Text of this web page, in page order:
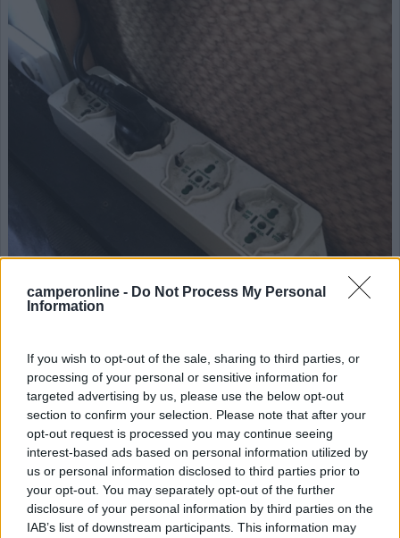
camperonline - Do Not Process My Personal
Information
If you wish to opt-out of the sale, sharing to third parties, or
processing of your personal or sensitive information for
targeted advertising by us, please use the below opt-out
section to confirm your selection. Please note that after your
opt-out request is processed you may continue seeing
interest-based ads based on personal information utilized by
us or personal information disclosed to third parties prior to
your opt-out. You may separately opt-out of the further
disclosure of your personal information by third parties on the
IAB’s list of downstream participants. This information may
Visto che ho aperto le parti elettriche (sono un
elettricista qualificato ed abilitato) ho installato anche
un bel voltmetro digitale: